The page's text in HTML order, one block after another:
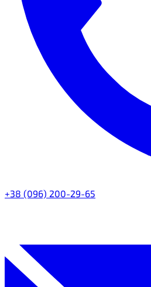
+38 (096) 200-29-65